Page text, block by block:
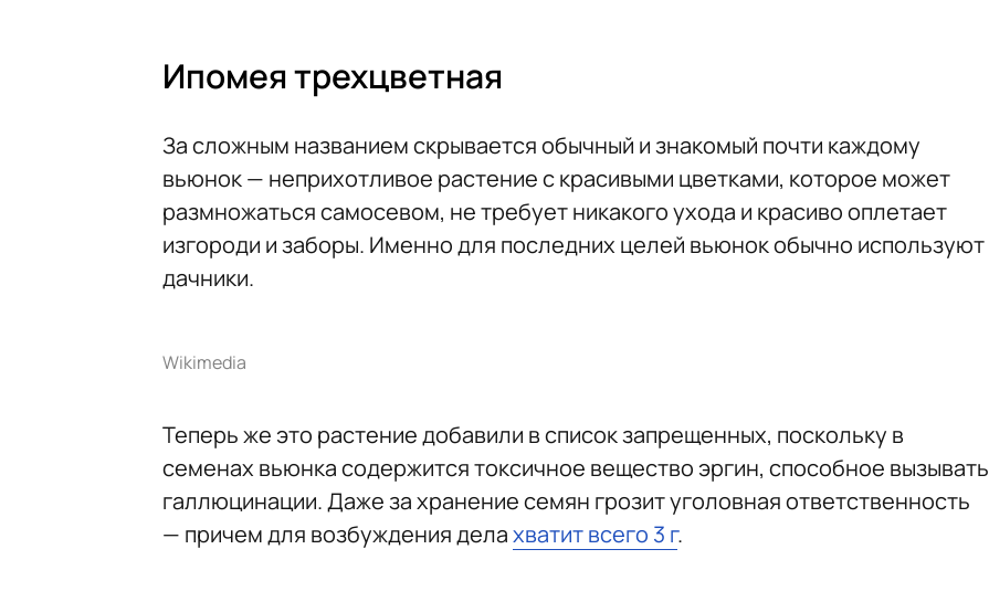
Ипомея трехцветная
За сложным названием скрывается обычный и знакомый почти каждому
вьюнок — неприхотливое растение с красивыми цветками, которое может
размножаться самосевом, не требует никакого ухода и красиво оплетает
изгороди и заборы. Именно для последних целей вьюнок обычно используют
дачники.
Wikimedia
Теперь же это растение добавили в список запрещенных, поскольку в
семенах вьюнка содержится токсичное вещество эргин, способное вызывать
галлюцинации. Даже за хранение семян грозит уголовная ответственность
— причем для возбуждения делахватит всего 3 г.